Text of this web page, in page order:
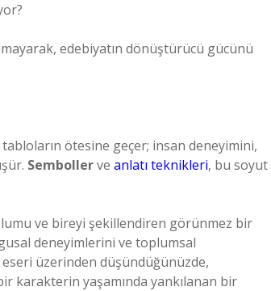
edebiyatın dönüştürücü gücünü
ötesine geçer; insan deneyimini,
Sembollerve anlatı teknikleri, bu soyut
ve bireyi şekillendiren görünmez bir
deneyimlerini ve toplumsal
üzerinden düşündüğünüzde,
karakterin yaşamında yankılanan bir